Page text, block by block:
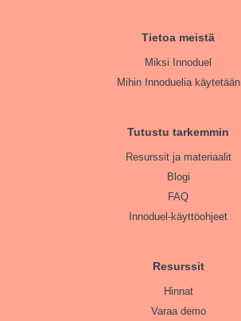
Tietoa meistä
Miksi Innoduel
Mihin Innoduelia käytetään
Tutustu tarkemmin
Resurssit ja materiaalit
Blogi
FAQ
Innoduel-käyttöohjeet
Resurssit
Hinnat
Varaa demo